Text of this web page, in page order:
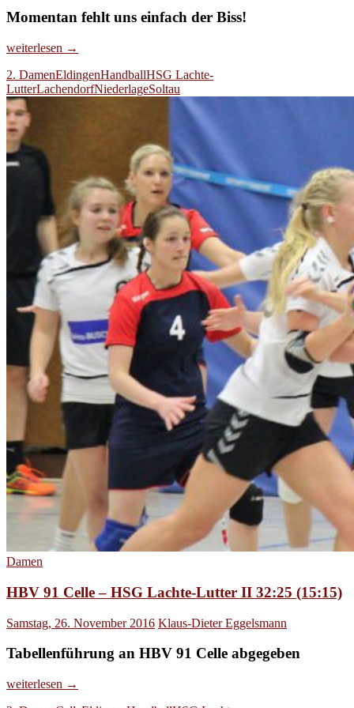
Momentan fehlt uns einfach der Biss!
HSG
Lutter
II
–
MTV
Soltau
18:22
weiterlesen →
2. DamenEldingenHandballHSG Lachte-
LutterLachendorfNiederlageSoltau
Damen
HBV 91 Celle – HSG Lachte-Lutter II 32:25 (15:15)
Samstag, 26. November 2016 Klaus-Dieter Eggelsmann
Tabellenführung an HBV 91 Celle abgegeben
HBV
weiterlesen →